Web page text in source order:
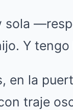
sola
Y tengo
en la
traje